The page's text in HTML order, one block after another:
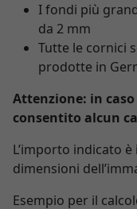
I fondi più
da 2 mm
Tutte le cornici
prodotte in
Attenzione: in
consentito alcun
L’importo indicato
dimensioni
Esempio per il